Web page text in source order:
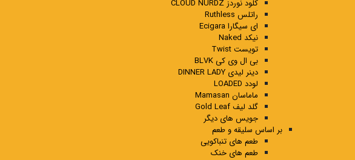
کلود نوردز CLOUD NURDZ
راتلس Ruthless
ای سیگارا Ecigara
نیکد Naked
تویست Twist
بی ال وی کی BLVK
دینر لیدی DINNER LADY
لودد LOADED
ماماسان Mamasan
گلد لیف Gold Leaf
جویس های دیگر
بر اساس سلیقه و طعم
طعم های تنباکویی
طعم های خنک